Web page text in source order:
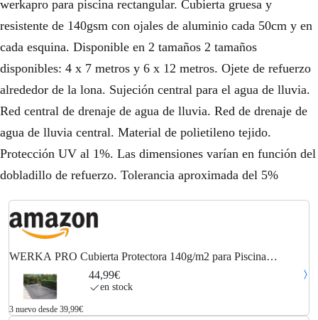
werkapro para piscina rectangular. Cubierta gruesa y
resistente de 140gsm con ojales de aluminio cada 50cm y en
cada esquina. Disponible en 2 tamaños 2 tamaños
disponibles: 4 x 7 metros y 6 x 12 metros. Ojete de refuerzo
alrededor de la lona. Sujeción central para el agua de lluvia.
Red central de drenaje de agua de lluvia. Red de drenaje de
agua de lluvia central. Material de polietileno tejido.
Protección UV al 1%. Las dimensiones varían en función del
dobladillo de refuerzo. Tolerancia aproximada del 5%
WERKA PRO Cubierta Protectora 140g/m2 para Piscina
Rectangular 4 x 7 m44,99€
en stock
3 nuevo desde 39,99€